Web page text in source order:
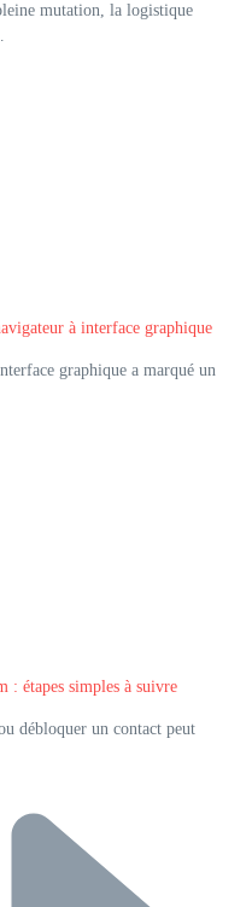
mutation, la logistique
à interface graphique
graphique a marqué un
: étapes simples à suivre
débloquer un contact peut